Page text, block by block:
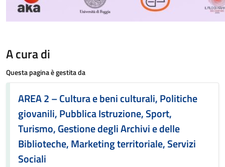
A cura di
Questa pagina è gestita da
AREA 2 – Cultura e beni culturali, Politiche
giovanili, Pubblica Istruzione, Sport,
Turismo, Gestione degli Archivi e delle
Biblioteche, Marketing territoriale, Servizi
Sociali